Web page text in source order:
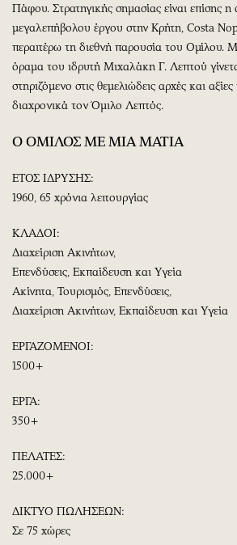
Πάφου. Στρατηγικής σημασίας είναι επίσης
μεγαλεπήβολου έργου στην Κρήτη, Costa
περαιτέρω τη διεθνή παρουσία του Ομίλου.
όραμα του ιδρυτή Μιχαλάκη Γ. Λεπτού
στηριζόμενο στις θεμελιώδεις αρχές και
διαχρονικά τον Όμιλο Λεπτός.
O ΟΜΙΛΟΣ ΜΕ ΜΙΑ ΜΑΤΙΑ
ΕΤΟΣ ΙΔΡΥΣΗΣ:
1960, 65 χρόνια λειτουργίας
ΚΛΑΔΟΙ:
Διαχείριση Ακινήτων,
Επενδύσεις, Εκπαίδευση και Υγεία
Ακίνητα, Τουρισμός, Επενδύσεις,
Διαχείριση Ακινήτων, Εκπαίδευση και Υγεία
ΕΡΓΑΖΟΜΕΝΟΙ:
1500+
ΕΡΓΑ:
350+
ΠΕΛΑΤΕΣ:
25.000+
ΔΙΚΤΥΟ ΠΩΛΗΣΕΩΝ:
Σε 75 χώρες